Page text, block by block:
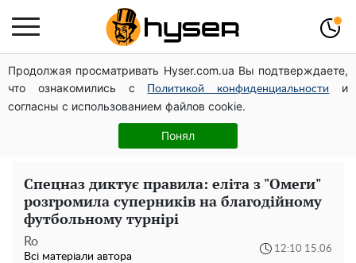
Продолжая просматривать Hyser.com.ua Вы подтверждаете,
что ознакомились с
Политикой конфиденциальности
и
согласны с использованием файлов cookie.
Понял
Дрони із націнкою: Олександр Конотопський вивів
мільйони оборонного бюджету через фіктивну фірму в
Естонії
Гола Олена Тополя у цікавих позах змусила відвисати
щелепи: злив відео – було лише початком
Спецназ диктує правила: еліта з "Омеги"
розгромила суперників на благодійному
футбольному турнірі
Ro
Всі матеріали автора
12:10 15.06